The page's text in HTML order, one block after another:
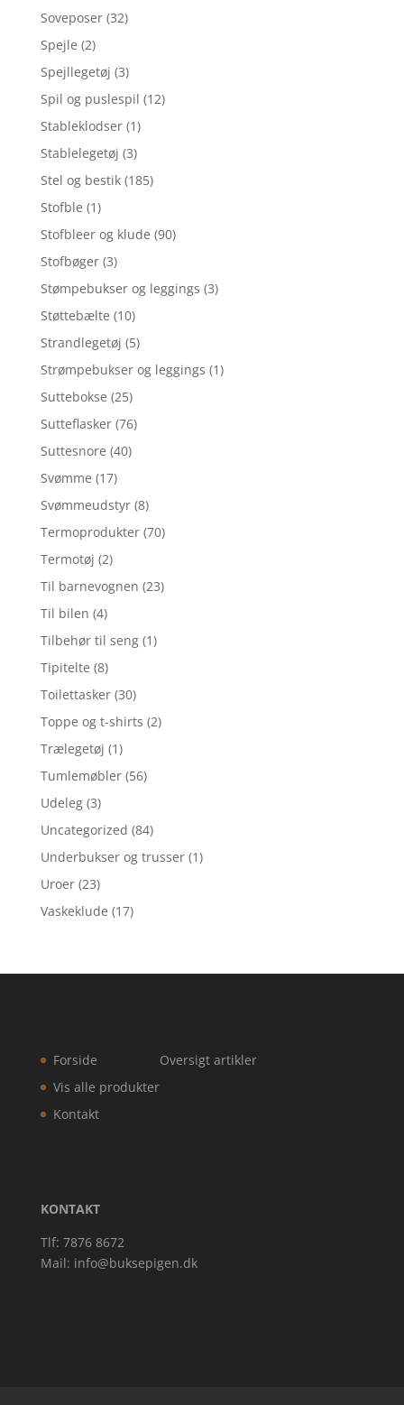
Soveposer (32)
Spejle (2)
Spejllegetøj (3)
Spil og puslespil (12)
Stableklodser (1)
Stablelegetøj (3)
Stel og bestik (185)
Stofble (1)
Stofbleer og klude (90)
Stofbøger (3)
Stømpebukser og leggings (3)
Støttebælte (10)
Strandlegetøj (5)
Strømpebukser og leggings (1)
Suttebokse (25)
Sutteflasker (76)
Suttesnore (40)
Svømme (17)
Svømmeudstyr (8)
Termoprodukter (70)
Termotøj (2)
Til barnevognen (23)
Til bilen (4)
Tilbehør til seng (1)
Tipitelte (8)
Toilettasker (30)
Toppe og t-shirts (2)
Trælegetøj (1)
Tumlemøbler (56)
Udeleg (3)
Uncategorized (84)
Underbukser og trusser (1)
Uroer (23)
Vaskeklude (17)
Forside
Vis alle produkter
Kontakt
Oversigt artikler
KONTAKT
Tlf: 7876 8672
Mail: info@buksepigen.dk